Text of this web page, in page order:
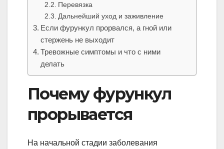
Перевязка
Дальнейший уход и заживление
Если фурункул прорвался, а гной или
стержень не выходит
Тревожные симптомы и что с ними
делать
Почему фурункул
прорывается
На начальной стадии заболевания